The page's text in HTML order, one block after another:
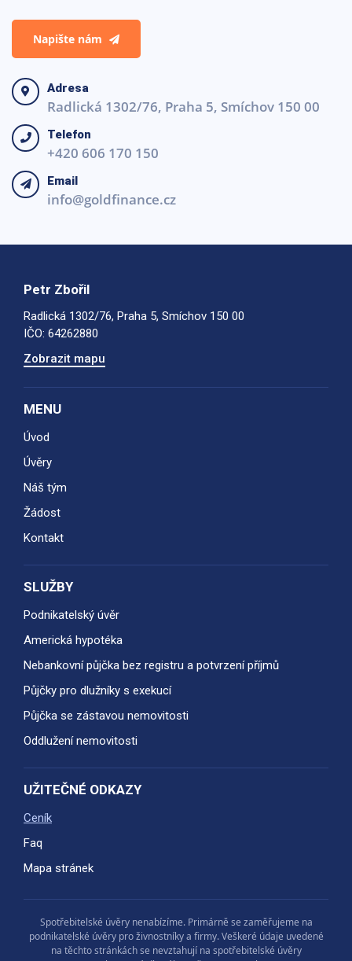
Napište nám
Adresa
Radlická 1302/76, Praha 5, Smíchov 150 00
Telefon
+420 606 170 150
Email
info@goldfinance.cz
Petr Zbořil
Radlická 1302/76, Praha 5, Smíchov 150 00
IČO: 64262880
Zobrazit mapu
MENU
Úvod
Úvěry
Náš tým
Žádost
Kontakt
SLUŽBY
Podnikatelský úvěr
Americká hypotéka
Nebankovní půjčka bez registru a potvrzení příjmů
Půjčky pro dlužníky s exekucí
Půjčka se zástavou nemovitosti
Oddlužení nemovitosti
UŽITEČNÉ ODKAZY
Ceník
Faq
Mapa stránek
Spotřebitelské úvěry nenabízíme. Primárně se zaměřujeme na
podnikatelské úvěry pro živnostníky a firmy. Veškeré údaje uvedené
na těchto stránkách se nevztahují na spotřebitelské úvěry